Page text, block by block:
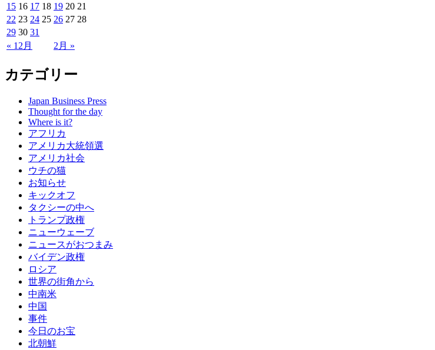
« 12月 2月 »
15 16 17 18 19 20 21
22 23 24 25 26 27 28
29 30 31
カテゴリー
Japan Business Press
Thought for the day
Where is it?
アフリカ
アメリカ大統領選
アメリカ社会
ウチの猫
お知らせ
キックオフ
タクシーの中へ
トランプ政権
ニューウェーブ
ニュースがおつまみ
バイデン政権
ロシア
世界の街角から
中南米
中国
事件
今日のお宝
北朝鮮